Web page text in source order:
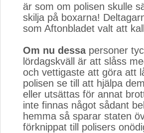
är som om polisen skulle
skilja på boxarna!
som Aftonbladet valt att
Om nu dessapersoner
lördagskväll är att slåss
och vettigaste att göra att
polisen se till att hjälpa
eller utsättas för annat
inte finnas något sådant
hemma så sparar staten
förknippat till polisers